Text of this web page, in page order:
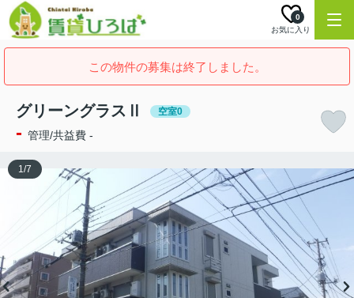
お気に入り
0
この物件の募集は終了しました。
グリーングラスⅡ 空室0
- 管理/共益費 -
1/7